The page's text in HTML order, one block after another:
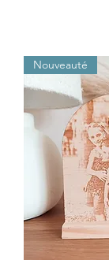
Nouveauté